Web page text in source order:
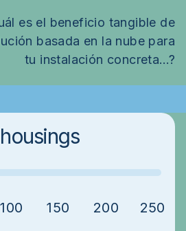
es el beneficio tangible de
basada en la nube para
tu instalación concreta…?
100 150 200 250